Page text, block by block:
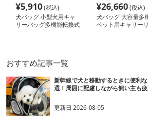
¥5,910(税込)
犬バッグ 小型犬用キャ
リーバッグ多機能転換式
¥26,660(税込)
犬バッグ 大容量多
ペット用キャリー
おすすめ記事一覧
新幹線で犬と移動するときに便利
選！周囲に配慮しながら飼い主も
更新日2026-08-05